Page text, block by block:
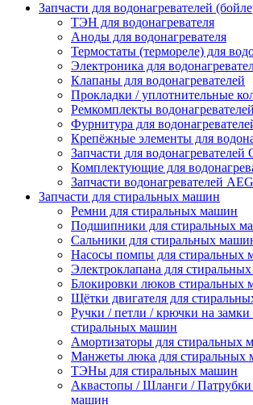
Запчасти для водонагревателей
ТЭН для водонагревателя
Аноды для водонагревателя
Термостаты (термореле) для
Электроника для
Клапаны для водонагревателей
Прокладки / уплотнительные
Ремкомплекты водонагревателей
Фурнитура для
Крепёжные элементы для
Запчасти для водонагревателей
Комплектующие для
Запчасти водонагревателей AEG
Запчасти для стиральных машин
Ремни для стиральных машин
Подшипники для стиральных
Сальники для стиральных
Насосы помпы для стиральных
Электроклапана для
Блокировки люков стиральных
Щётки двигателя для
Ручки / петли / крючки на
стиральных машин
Амортизаторы для стиральных
Манжеты люка для стиральных
ТЭНы для стиральных машин
Аквастопы / Шланги / Патрубки
машин